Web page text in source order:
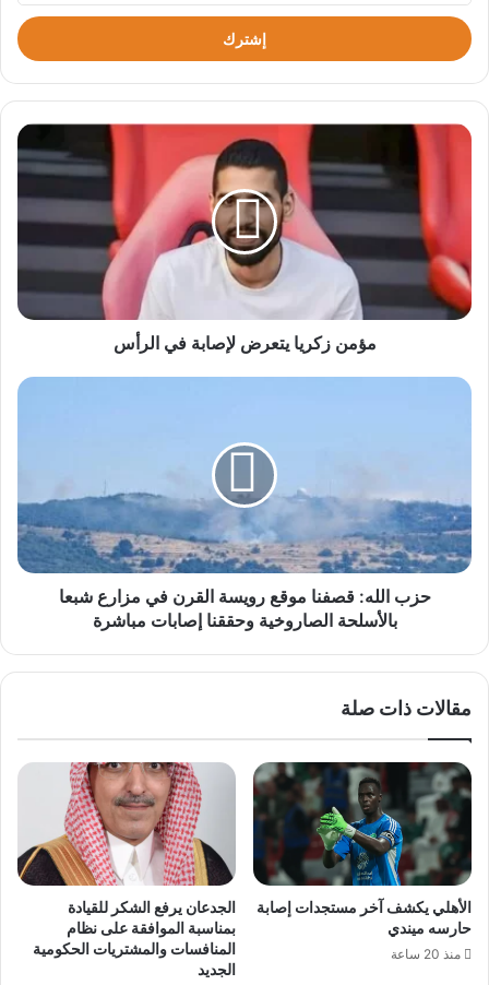
الإلكتروني
مؤمن
الرأس
مؤمن زكريا يتعرض لإصابة في الرأس
حزب
القرن
في
مزارع
شبعا
بالأسلحةحزب الله: قصفنا موقع رويسة القرن في مزارع شبعا
بالأسلحة الصاروخية وحققنا إصابات مباشرة
مقالات ذات صلة
الأهلي يكشف آخر مستجدات إصابة
حارسه ميندي
منذ 20 ساعة
الجدعان يرفع الشكر للقيادة
بمناسبة الموافقة على نظام
المنافسات والمشتريات الحكومية
الجديد